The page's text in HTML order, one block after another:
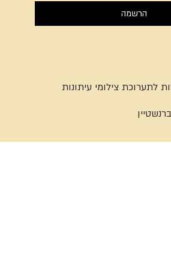
הרשמה
לתערוכת צילומי עיתונות